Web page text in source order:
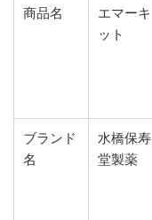
商品名
エマーキ
ット
ブランド
名
水橋保寿
堂製薬